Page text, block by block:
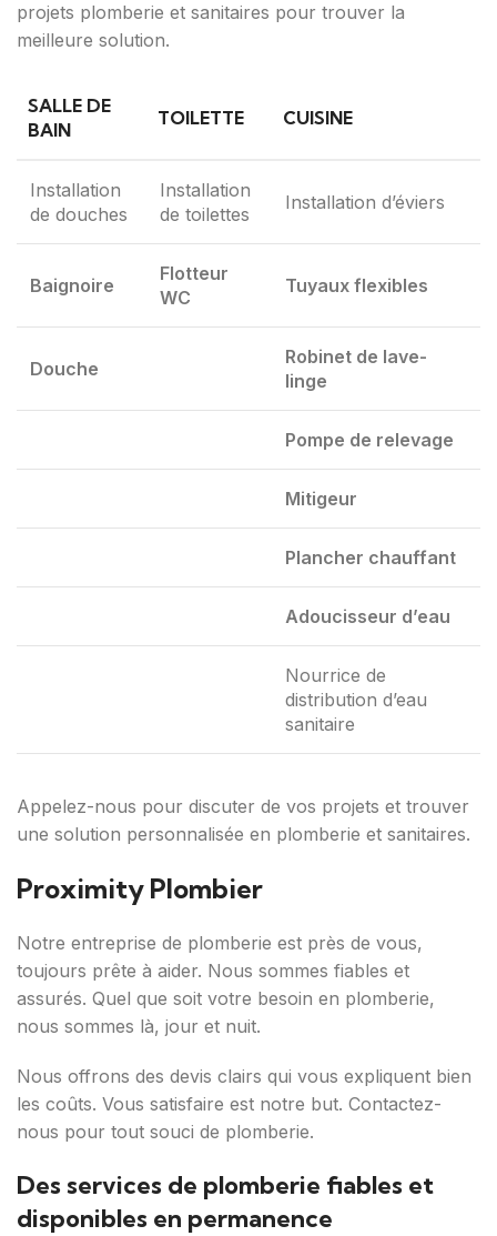
projets plomberie et sanitaires pour trouver la
meilleure solution.
SALLE DE
BAIN
TOILETTE CUISINE
Installation
de douches
Installation
de toilettes
Installation d’éviers
Baignoire
Flotteur
WC
Tuyaux flexibles
Douche
Robinet de lave-
linge
Pompe de relevage
Mitigeur
Plancher chauffant
Adoucisseur d’eau
Nourrice de
distribution d’eau
sanitaire
Appelez-nous pour discuter de vos projets et trouver
une solution personnalisée en plomberie et sanitaires.
Proximity Plombier
Notre entreprise de plomberie est près de vous,
toujours prête à aider. Nous sommes fiables et
assurés. Quel que soit votre besoin en plomberie,
nous sommes là, jour et nuit.
Nous offrons des devis clairs qui vous expliquent bien
les coûts. Vous satisfaire est notre but. Contactez-
nous pour tout souci de plomberie.
Des services de plomberie fiables et
disponibles en permanence